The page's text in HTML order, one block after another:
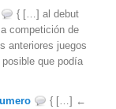
{ […] al debut
competición de
anteriores juegos
que podía
{ […] ←